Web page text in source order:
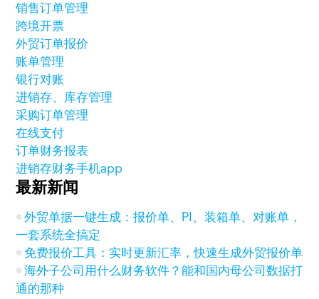
销售订单管理
跨境开票
外贸订单报价
账单管理
银行对账
进销存、库存管理
采购订单管理
在线支付
订单财务报表
进销存财务手机app
最新新闻
外贸单据一键生成：报价单、PI、装箱单、对账单，
一套系统全搞定
免费报价工具：实时更新汇率，快速生成外贸报价单
海外子公司用什么财务软件？能和国内母公司数据打
通的那种